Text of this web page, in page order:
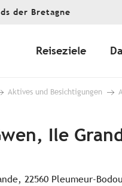
der Bretagne
Reiseziele
Aktives und Besichtigungen
Ile
22560 Pleumeur-Bodou